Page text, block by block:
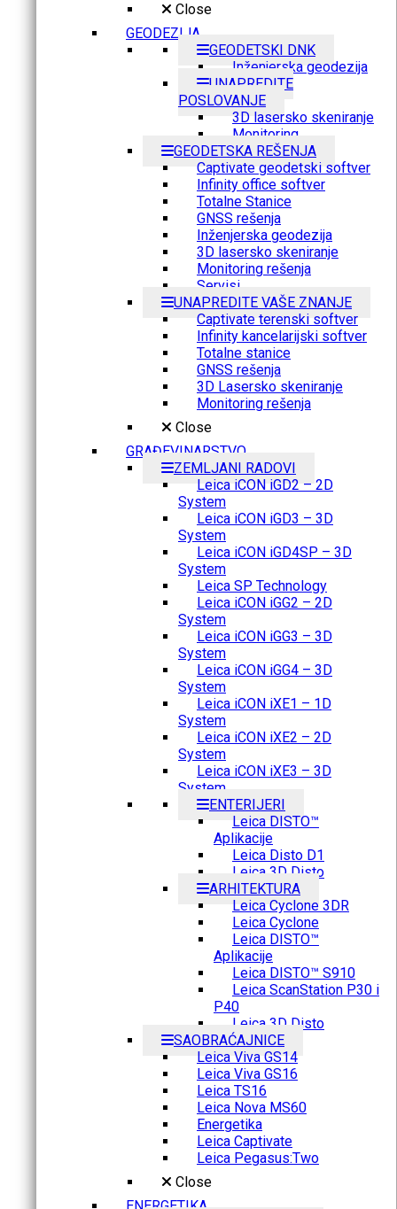
Close
GEODEZIJA
GEODETSKI DNK
Inženjerska geodezija
UNAPREDITE
POSLOVANJE
3D lasersko skeniranje
Monitoring
GEODETSKA REŠENJA
Captivate geodetski softver
Infinity office softver
Totalne Stanice
GNSS rešenja
Inženjerska geodezija
3D lasersko skeniranje
Monitoring rešenja
Servisi
UNAPREDITE VAŠE ZNANJE
Captivate terenski softver
Infinity kancelarijski softver
Totalne stanice
GNSS rešenja
3D Lasersko skeniranje
Monitoring rešenja
Close
GRAĐEVINARSTVO
ZEMLJANI RADOVI
Leica iCON iGD2 – 2D
System
Leica iCON iGD3 – 3D
System
Leica iCON iGD4SP – 3D
System
Leica SP Technology
Leica iCON iGG2 – 2D
System
Leica iCON iGG3 – 3D
System
Leica iCON iGG4 – 3D
System
Leica iCON iXE1 – 1D
System
Leica iCON iXE2 – 2D
System
Leica iCON iXE3 – 3D
System
ENTERIJERI
Leica DISTO™
Aplikacije
Leica Disto D1
Leica 3D Disto
ARHITEKTURA
Leica Cyclone 3DR
Leica Cyclone
Leica DISTO™
Aplikacije
Leica DISTO™ S910
Leica ScanStation P30 i
P40
Leica 3D Disto
SAOBRAĆAJNICE
Leica Viva GS14
Leica Viva GS16
Leica TS16
Leica Nova MS60
Energetika
Leica Captivate
Leica Pegasus:Two
Close